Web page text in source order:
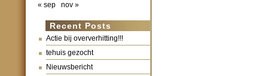
« sep nov »
Recent Posts
Actie bij oververhitting!!!
tehuis gezocht
Nieuwsbericht